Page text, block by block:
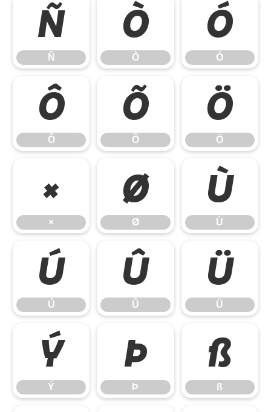
Ñ
Ñ
Ò
Ò
Ó
Ó
Ô
Ô
Õ
Õ
Ö
Ö
×
×
Ø
Ø
Ù
Ù
Ú
Ú
Û
Û
Ü
Ü
Ý
Ý
Þ
Þ
ß
ß